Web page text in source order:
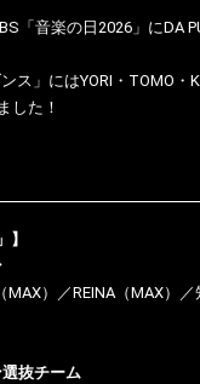
「音楽の日2026」にDA
ス」にはYORI・TOMO
した！
】
MAX）／REINA（MAX）
抜チーム